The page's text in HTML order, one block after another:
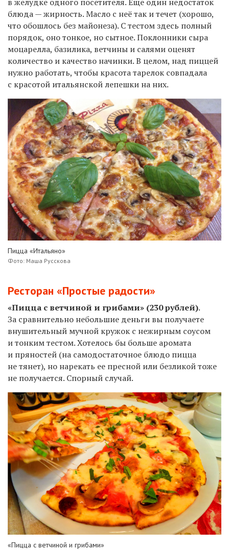
блюда — жирность. Масло с неё так и течет (хорошо,
что обошлось без майонеза). С тестом здесь полный
порядок, оно тонкое, но сытное. Поклонники сыра
моцарелла, базилика, ветчины и салями оценят
количество и качество начинки. В целом, над пиццей
нужно работать, чтобы красота тарелок совпадала
с красотой итальянской лепешки на них.
Пицца «Итальяно»
Фото: Маша Русскова
Ресторан «Простые радости»
«Пицца с ветчиной и грибами» (230 рублей).
За сравнительно небольшие деньги вы получаете
внушительный мучной кружок с нежирным соусом
и тонким тестом. Хотелось бы больше аромата
и пряностей (на самодостаточное блюдо пицца
не тянет), но нарекать ее пресной или безликой тоже
не получается. Спорный случай.
«Пицца с ветчиной и грибами»